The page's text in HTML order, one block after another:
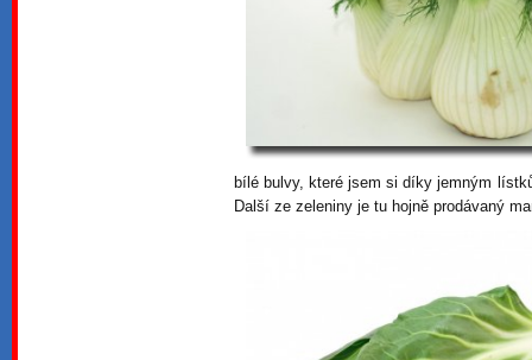
bílé bulvy, které jsem si díky jemným
Další ze zeleniny je tu hojně prodávaný